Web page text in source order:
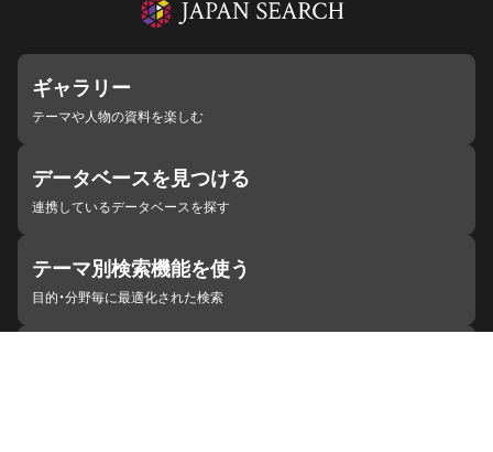
ギャラリー
テーマや人物の資料を楽しむ
データベースを見つける
連携しているデータベースを探す
テーマ別検索機能を使う
目的・分野毎に最適化された検索